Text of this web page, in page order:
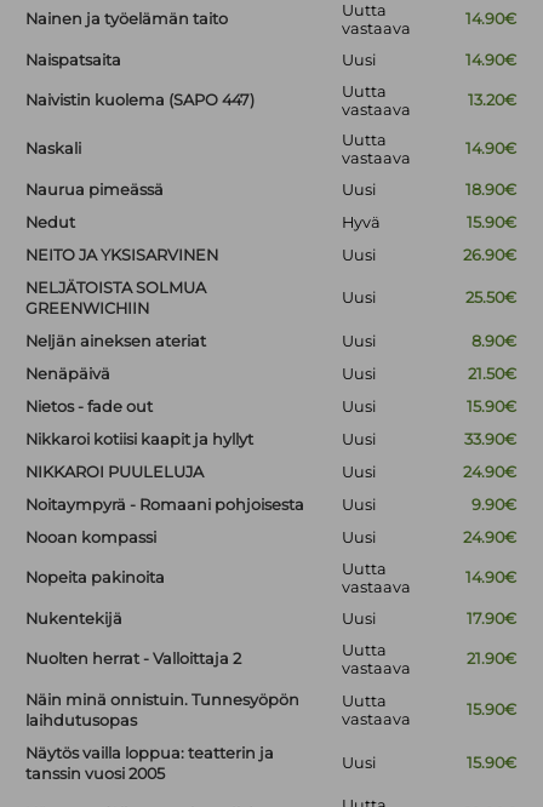
Nainen ja työelämän taito
Uutta
vastaava
14.90€
Naispatsaita Uusi 14.90€
Naivistin kuolema (SAPO 447)
Uutta
vastaava
13.20€
Naskali
Uutta
vastaava
14.90€
Naurua pimeässä Uusi
18.90€
Nedut
Hyvä
15.90€
NEITO JA YKSISARVINEN
Uusi
26.90€
NELJÄTOISTA SOLMUA
GREENWICHIIN
Uusi 25.50€
Neljän aineksen ateriat Uusi
8.90€
Nenäpäivä
Uusi
21.50€
Nietos - fade out
Uusi
15.90€
Nikkaroi kotiisi kaapit ja hyllyt
Uusi
33.90€
NIKKAROI PUULELUJA
Uusi
24.90€
Noitaympyrä - Romaani pohjoisesta
Uusi
9.90€
Nooan kompassi
Uusi 24.90€
Nopeita pakinoita
Uutta
vastaava
14.90€
Nukentekijä Uusi 17.90€
Nuolten herrat - Valloittaja 2
Uutta
vastaava
21.90€
Näin minä onnistuin. Tunnesyöpön
laihdutusopas
Uutta
vastaava
15.90€
Näytös vailla loppua: teatterin ja
tanssin vuosi 2005
Uusi 15.90€